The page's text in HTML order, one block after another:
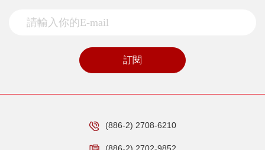
訂閱
(886-2) 2708-6210